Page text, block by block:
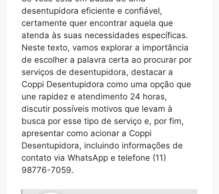
desentupidora eficiente e confiável,
certamente quer encontrar aquela que
atenda às suas necessidades específicas.
Neste texto, vamos explorar a importância
de escolher a palavra certa ao procurar por
serviços de desentupidora, destacar a
Coppi Desentupidora como uma opção que
une rapidez e atendimento 24 horas,
discutir possíveis motivos que levam à
busca por esse tipo de serviço e, por fim,
apresentar como acionar a Coppi
Desentupidora, incluindo informações de
contato via WhatsApp e telefone (11)
98776-7059.